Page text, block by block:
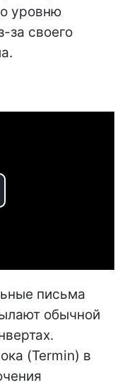
уровню
за своего
письма
обычной
(Termin) в